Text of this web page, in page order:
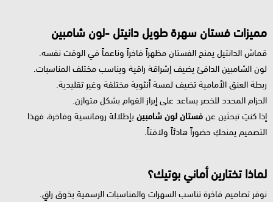
مميزات فستان سهرة طويل دانيتل -لون شامبين
قماش الدانتيل يمنح الفستان مظهراً فاخراً وناعماً في الوقت نفسه.
لون الشامبين الدافئ يضيف إشراقة راقية ويناسب مختلف المناسبات.
ربطة العنق الأمامية تضيف لمسة أنثوية مختلفة وغير تقليدية.
الحزام المحدد للخصر يساعد على إبراز القوام بشكل متوازن.
إذا كنتِ تبحثين عنفستان لون شامبين بإطلالة رومانسية وفاخرة، فهذا
التصميم يمنحكِ حضوراً هادئاً ولافتاً.
لماذا تختارين أماني بوتيك؟
نوفر تصاميم فاخرة تناسب السهرات والمناسبات الرسمية بذوق راقٍ.